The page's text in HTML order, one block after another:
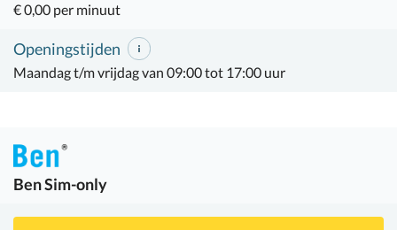
€ 0,00 per minuut
Openingstijden
Maandag t/m vrijdag van 09:00 tot 17:00 uur
BenSim-only